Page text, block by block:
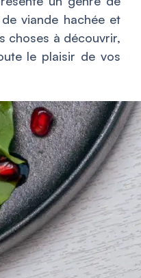
viande hachée et
choses à découvrir,
le plaisir de vos